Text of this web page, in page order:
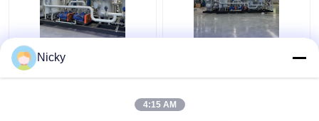
Niederdruck-
Explosionssicherheitsgasrückgewinnungssystem
hoher Reinheit Einfache
Installation
Nicky
4:15 AM